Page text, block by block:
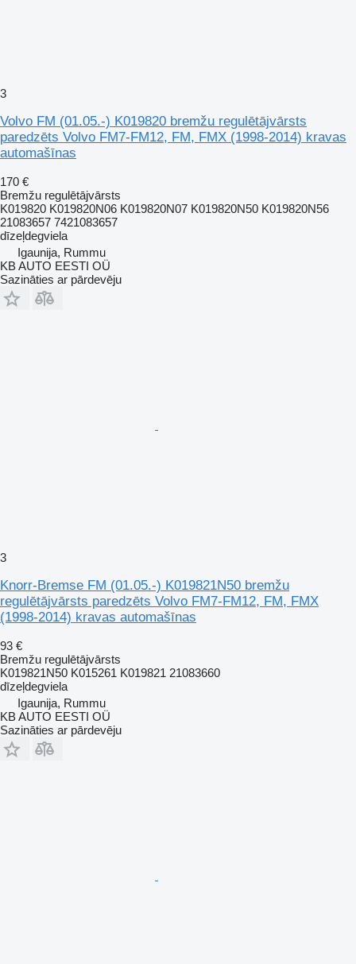
3
Volvo FM (01.05.-) K019820 bremžu regulētājvārsts
paredzēts Volvo FM7-FM12, FM, FMX (1998-2014) kravas
automašīnas
170 €
Bremžu regulētājvārsts
K019820 K019820N06 K019820N07 K019820N50 K019820N56
21083657 7421083657
dīzeļdegviela
Igaunija, Rummu
KB AUTO EESTI OÜ
Sazināties ar pārdevēju
3
Knorr-Bremse FM (01.05.-) K019821N50 bremžu
regulētājvārsts paredzēts Volvo FM7-FM12, FM, FMX
(1998-2014) kravas automašīnas
93 €
Bremžu regulētājvārsts
K019821N50 K015261 K019821 21083660
dīzeļdegviela
Igaunija, Rummu
KB AUTO EESTI OÜ
Sazināties ar pārdevēju